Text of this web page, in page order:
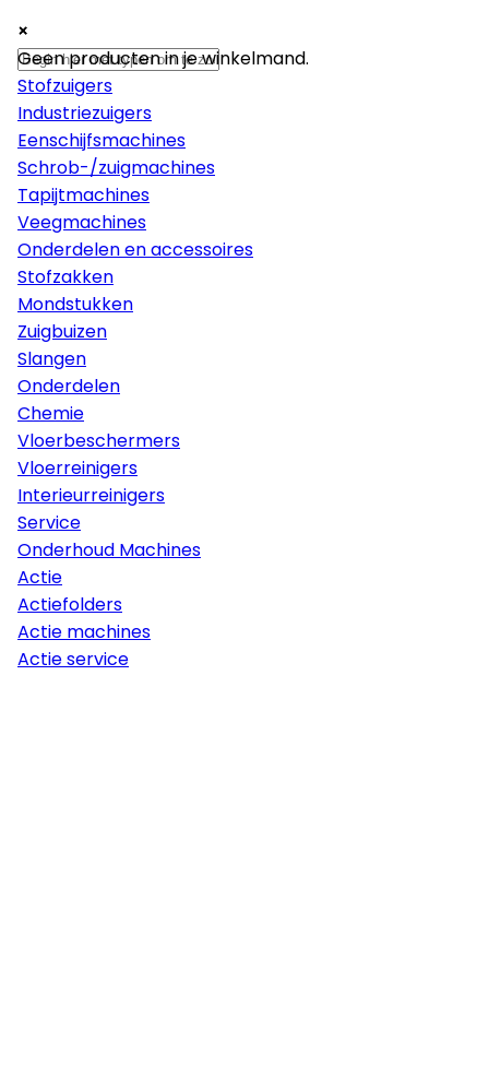
×
Machines
Stofzuigers
Industriezuigers
Eenschijfsmachines
Schrob-/zuigmachines
Tapijtmachines
Veegmachines
Onderdelen en accessoires
Stofzakken
Mondstukken
Zuigbuizen
Slangen
Onderdelen
Chemie
Vloerbeschermers
Vloerreinigers
Interieurreinigers
Service
Onderhoud Machines
Actie
Actiefolders
Actie machines
Actie service
×
×
Geen producten in je winkelmand.